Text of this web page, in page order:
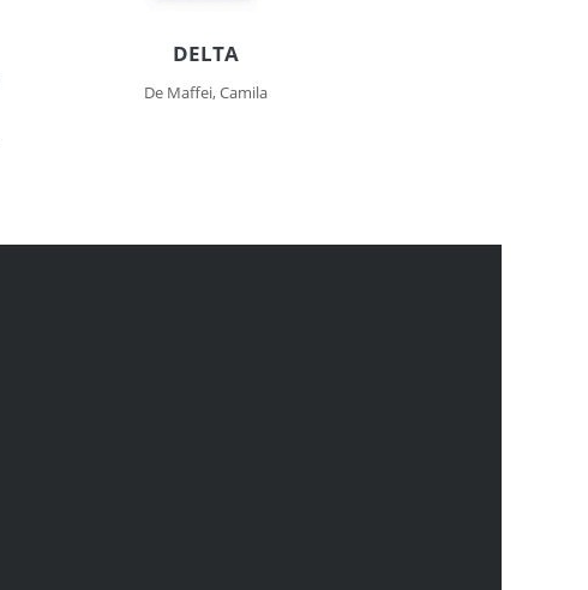
DELTA
De Maffei, Camila